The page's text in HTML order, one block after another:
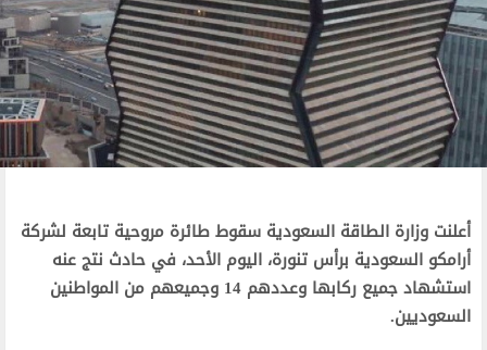
أعلنت وزارة الطاقة السعودية سقوط طائرة مروحية تابعة لشركة
أرامكو السعودية برأس تنورة، اليوم الأحد، في حادث نتج عنه
استشهاد جميع ركابها وعددهم 14 وجميعهم من المواطنين
السعوديين.